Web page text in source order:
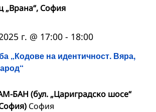
„Врана“, София
„Кодове на идентичност. Вяра,
г. @ 17:00 - 18:00
БАН (бул. „Цариградско шосе“
София